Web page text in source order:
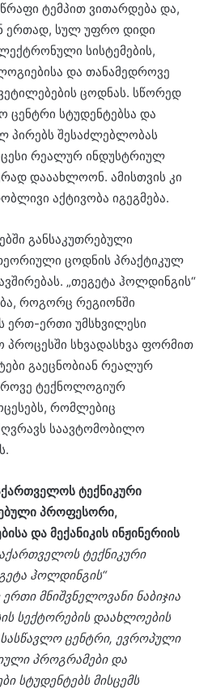
ტემპით ვითარდება და,
ერთად, სულ უფრო დიდი
სისტემების,
და თანამედროვე
ცოდნას. სწორედ
ცენტრი სტუდენტებსა და
პირებს შესაძლებლობას
რეალურ ინდუსტრიულ
დააახლოონ. ამისთვის კი
აქტივობა იგეგმება.
განსაკუთრებული
ცოდნის პრაქტიკულ
„თეგეტა ჰოლდინგის“
როგორც რეგიონში
ერთი უმსხვილესი
სხვადასხვა ფორმით
გაეცნობიან რეალურ
ტექნოლოგიურ
რომლებიც
საავტომობილო
ტექნიკური
პროფესორი,
და მექანიკის ინჟინერიის
ტექნიკური
ჰოლდინგის“
მნიშვნელოვანი ნაბიჯია
სექტორების დაახლოების
ცენტრი, ევროპული
პროგრამები და
სტუდენტებს მისცემს